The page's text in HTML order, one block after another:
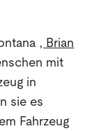
, Brian
mit
in
sie es
Fahrzeug